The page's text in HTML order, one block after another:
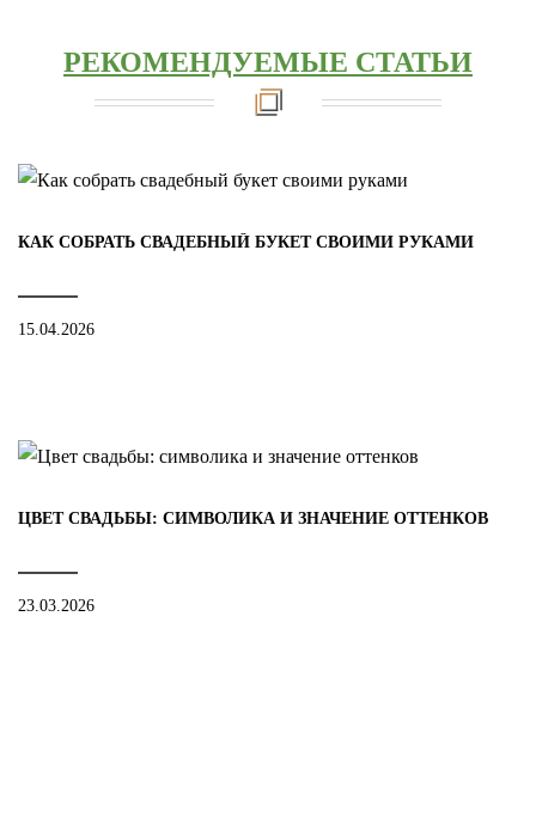
РЕКОМЕНДУЕМЫЕ СТАТЬИ
КАК СОБРАТЬ СВАДЕБНЫЙ БУКЕТ СВОИМИ РУКАМИ
15.04.2026
ЦВЕТ СВАДЬБЫ: СИМВОЛИКА И ЗНАЧЕНИЕ ОТТЕНКОВ
23.03.2026